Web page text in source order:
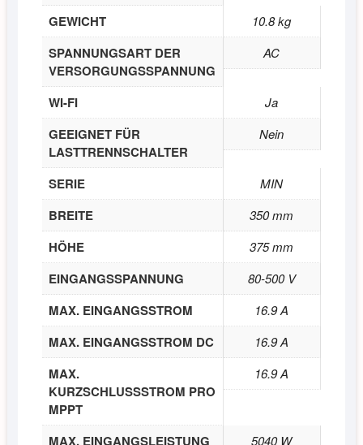
GEWICHT 10.8 kg
SPANNUNGSART DER
VERSORGUNGSSPANNUNG
AC
WI-FI Ja
GEEIGNET FÜR
LASTTRENNSCHALTER
Nein
SERIE MIN
BREITE 350 mm
HÖHE 375 mm
EINGANGSSPANNUNG 80-500 V
MAX. EINGANGSSTROM 16.9 A
MAX. EINGANGSSTROM DC 16.9 A
MAX.
KURZSCHLUSSSTROM PRO
MPPT
16.9 A
MAX. EINGANGSLEISTUNG 5040 W